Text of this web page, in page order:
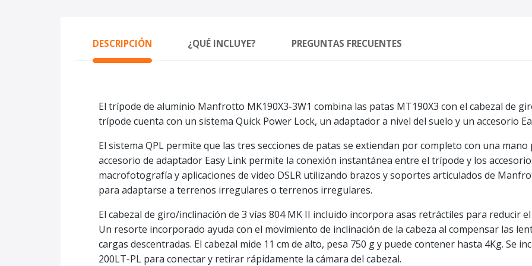
DESCRIPCIÓN ¿QUÉ INCLUYE? PREGUNTAS FRECUENTES
El trípode de aluminio Manfrotto MK190X3-3W1 combina las patas MT190X3 con el cabezal de
trípode cuenta con un sistema Quick Power Lock, un adaptador a nivel del suelo y un accesorio
El sistema QPL permite que las tres secciones de patas se extiendan por completo con una
accesorio de adaptador Easy Link permite la conexión instantánea entre el trípode y los
macrofotografía y aplicaciones de video DSLR utilizando brazos y soportes articulados de
para adaptarse a terrenos irregulares o terrenos irregulares.
El cabezal de giro/inclinación de 3 vías 804 MK II incluido incorpora asas retráctiles para reducir
Un resorte incorporado ayuda con el movimiento de inclinación de la cabeza al compensar las
cargas descentradas. El cabezal mide 11 cm de alto, pesa 750 g y puede contener hasta 4Kg. Se
200LT-PL para conectar y retirar rápidamente la cámara del cabezal.